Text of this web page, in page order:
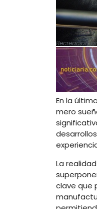
Recreación
En la
mero
La
clave que